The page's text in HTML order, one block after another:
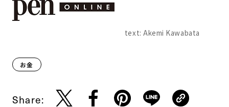
text: Akemi Kawabata
お金
Share: